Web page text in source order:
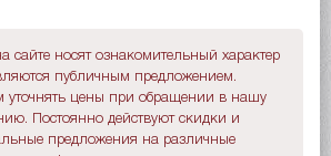
сайте носят ознакомительный характер
публичным предложением.
уточнять цены при обращении в нашу
Постоянно действуют скидки и
предложения на различные